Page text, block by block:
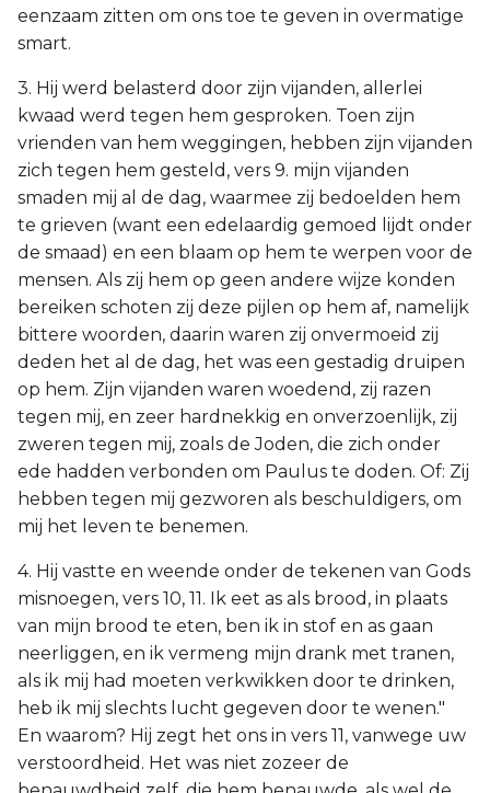
eenzaam zitten om ons toe te geven in overmatige
smart.
3. Hij werd belasterd door zijn vijanden, allerlei
kwaad werd tegen hem gesproken. Toen zijn
vrienden van hem weggingen, hebben zijn vijanden
zich tegen hem gesteld, vers 9. mijn vijanden
smaden mij al de dag, waarmee zij bedoelden hem
te grieven (want een edelaardig gemoed lijdt onder
de smaad) en een blaam op hem te werpen voor de
mensen. Als zij hem op geen andere wijze konden
bereiken schoten zij deze pijlen op hem af, namelijk
bittere woorden, daarin waren zij onvermoeid zij
deden het al de dag, het was een gestadig druipen
op hem. Zijn vijanden waren woedend, zij razen
tegen mij, en zeer hardnekkig en onverzoenlijk, zij
zweren tegen mij, zoals de Joden, die zich onder
ede hadden verbonden om Paulus te doden. Of: Zij
hebben tegen mij gezworen als beschuldigers, om
mij het leven te benemen.
4. Hij vastte en weende onder de tekenen van Gods
misnoegen, vers 10, 11. Ik eet as als brood, in plaats
van mijn brood te eten, ben ik in stof en as gaan
neerliggen, en ik vermeng mijn drank met tranen,
als ik mij had moeten verkwikken door te drinken,
heb ik mij slechts lucht gegeven door te wenen."
En waarom? Hij zegt het ons in vers 11, vanwege uw
verstoordheid. Het was niet zozeer de